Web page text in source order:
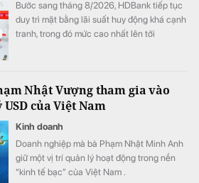
Bước sang tháng 8/2026, HDBank tiếp tục
duy trì mặt bằng lãi suất huy động khá cạnh
tranh, trong đó mức cao nhất lên tới
hạn.Nhật Vượng tham gia vào
của Việt Nam
Kinh doanh
Doanh nghiệp mà bà Phạm Nhật Minh Anh
giữ một vị trí quản lý hoạt động trong nền
“kinh tế bạc” của Việt Nam .